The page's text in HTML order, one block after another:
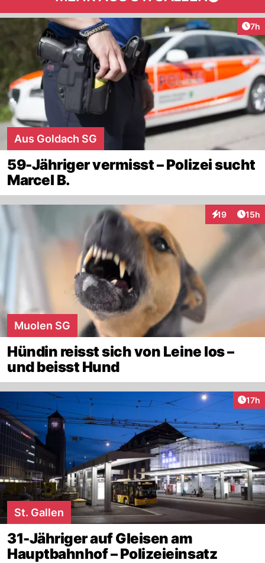
7h
Aus Goldach SG
59-Jähriger vermisst – Polizei sucht
Marcel B.
19
Interaktionen
15h
Muolen SG
Hündin reisst sich von Leine los –
und beisst Hund
17h
St. Gallen
31-Jähriger auf Gleisen am
Hauptbahnhof – Polizeieinsatz